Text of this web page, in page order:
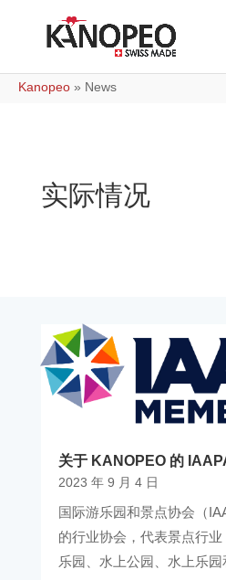
Kanopeo » News
实际情况
关于 KANOPEO 的
2023 年 9 月 4 日
国际游乐园和景点协会（
的行业协会，代表景点行
乐园、水上公园、水上乐园